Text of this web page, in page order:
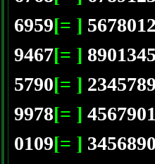
6959[= ]
9467[= ]
5790[= ]
9978[= ]
0109[= ]